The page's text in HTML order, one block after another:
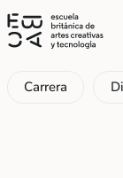
Carrera